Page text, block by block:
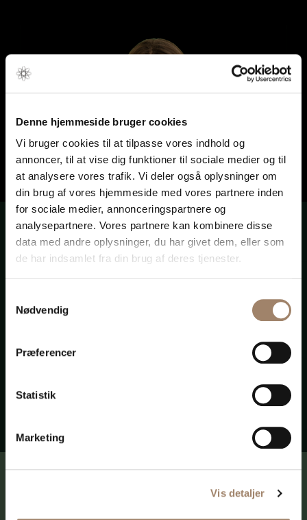
Denne hjemmeside bruger cookies
Vi bruger cookies til at tilpasse vores indhold og
annoncer, til at vise dig funktioner til sociale medier og til
at analysere vores trafik. Vi deler også oplysninger om
din brug af vores hjemmeside med vores partnere inden
for sociale medier, annonceringspartnere og
analysepartnere. Vores partnere kan kombinere disse
data med andre oplysninger, du har givet dem, eller som
de har indsamlet fra din brug af deres tjenester.
Nødvendig
Præferencer
Statistik
Marketing
Vis detaljer
Baggrund
advokatstuderende hos
, læser jura på Syddansk
Modtag en e-mail, når der er nyt på